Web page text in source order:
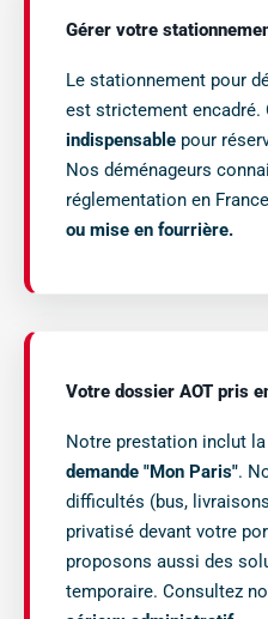
Gérer votre
Le stationnement pour
est strictement encadré.
indispensable pour
Nos déménageurs
réglementation en
ou mise en fourrière.
Votre dossier AOT pris
Notre prestation inclut la
demande "Mon Paris".
difficultés (bus,
privatisé devant votre
proposons aussi des
temporaire. Consultez